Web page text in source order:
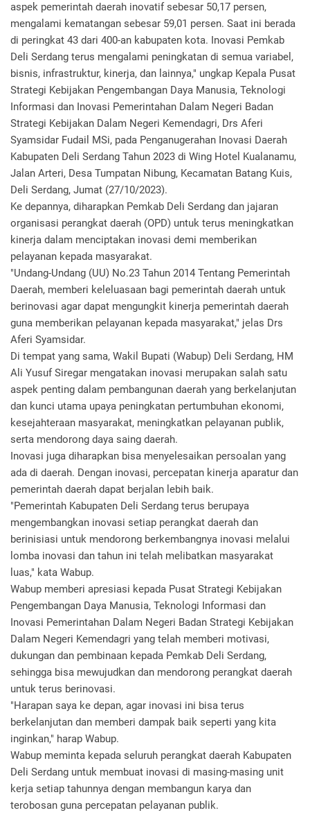
aspek pemerintah daerah inovatif sebesar 50,17 persen,
mengalami kematangan sebesar 59,01 persen. Saat ini berada
di peringkat 43 dari 400-an kabupaten kota. Inovasi Pemkab
Deli Serdang terus mengalami peningkatan di semua variabel,
bisnis, infrastruktur, kinerja, dan lainnya," ungkap Kepala Pusat
Strategi Kebijakan Pengembangan Daya Manusia, Teknologi
Informasi dan Inovasi Pemerintahan Dalam Negeri Badan
Strategi Kebijakan Dalam Negeri Kemendagri, Drs Aferi
Syamsidar Fudail MSi, pada Penganugerahan Inovasi Daerah
Kabupaten Deli Serdang Tahun 2023 di Wing Hotel Kualanamu,
Jalan Arteri, Desa Tumpatan Nibung, Kecamatan Batang Kuis,
Deli Serdang, Jumat (27/10/2023).
Ke depannya, diharapkan Pemkab Deli Serdang dan jajaran
organisasi perangkat daerah (OPD) untuk terus meningkatkan
kinerja dalam menciptakan inovasi demi memberikan
pelayanan kepada masyarakat.
"Undang-Undang (UU) No.23 Tahun 2014 Tentang Pemerintah
Daerah, memberi keleluasaan bagi pemerintah daerah untuk
berinovasi agar dapat mengungkit kinerja pemerintah daerah
guna memberikan pelayanan kepada masyarakat," jelas Drs
Aferi Syamsidar.
Di tempat yang sama, Wakil Bupati (Wabup) Deli Serdang, HM
Ali Yusuf Siregar mengatakan inovasi merupakan salah satu
aspek penting dalam pembangunan daerah yang berkelanjutan
dan kunci utama upaya peningkatan pertumbuhan ekonomi,
kesejahteraan masyarakat, meningkatkan pelayanan publik,
serta mendorong daya saing daerah.
Inovasi juga diharapkan bisa menyelesaikan persoalan yang
ada di daerah. Dengan inovasi, percepatan kinerja aparatur dan
pemerintah daerah dapat berjalan lebih baik.
"Pemerintah Kabupaten Deli Serdang terus berupaya
mengembangkan inovasi setiap perangkat daerah dan
berinisiasi untuk mendorong berkembangnya inovasi melalui
lomba inovasi dan tahun ini telah melibatkan masyarakat
luas," kata Wabup.
Wabup memberi apresiasi kepada Pusat Strategi Kebijakan
Pengembangan Daya Manusia, Teknologi Informasi dan
Inovasi Pemerintahan Dalam Negeri Badan Strategi Kebijakan
Dalam Negeri Kemendagri yang telah memberi motivasi,
dukungan dan pembinaan kepada Pemkab Deli Serdang,
sehingga bisa mewujudkan dan mendorong perangkat daerah
untuk terus berinovasi.
"Harapan saya ke depan, agar inovasi ini bisa terus
berkelanjutan dan memberi dampak baik seperti yang kita
inginkan," harap Wabup.
Wabup meminta kepada seluruh perangkat daerah Kabupaten
Deli Serdang untuk membuat inovasi di masing-masing unit
kerja setiap tahunnya dengan membangun karya dan
terobosan guna percepatan pelayanan publik.